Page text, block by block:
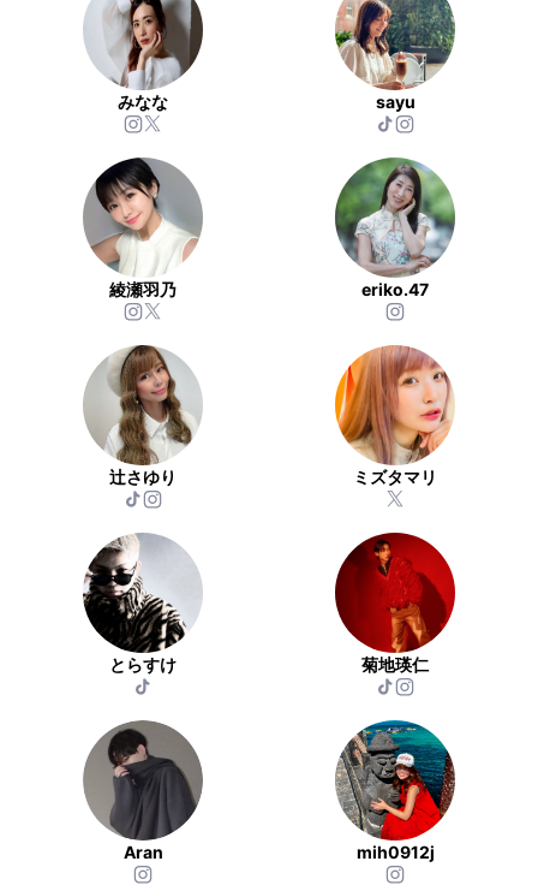
みなな sayu
綾瀬羽乃 eriko.47
辻さゆり ミズタマリ
とらすけ 菊地瑛仁
Aran mih0912j